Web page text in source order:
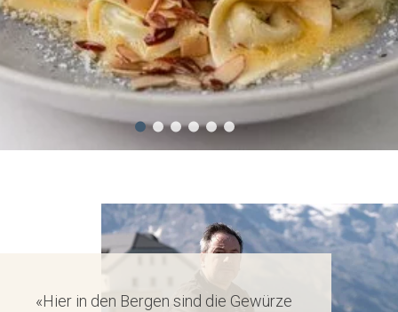
«Hier in den Bergen sind die Gewürze